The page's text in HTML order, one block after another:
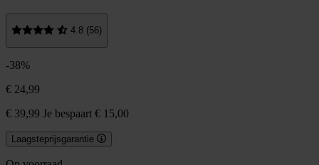
4.8 (56)
-38%
€ 24,99
€ 39,99 Je bespaart € 15,00
Laagsteprijsgarantie